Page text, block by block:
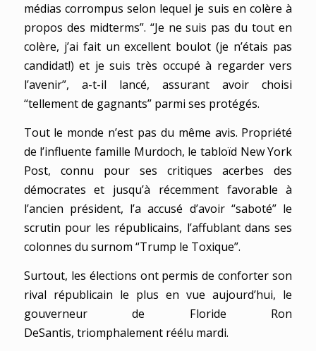
médias corrompus selon lequel je suis en colère à
propos des midterms”. “Je ne suis pas du tout en
colère, j’ai fait un excellent boulot (je n’étais pas
candidat!) et je suis très occupé à regarder vers
l’avenir”, a-t-il lancé, assurant avoir choisi
“tellement de gagnants” parmi ses protégés.
Tout le monde n’est pas du même avis. Propriété
de l’influente famille Murdoch, le tabloïd New York
Post, connu pour ses critiques acerbes des
démocrates et jusqu’à récemment favorable à
l’ancien président, l’a accusé d’avoir “saboté” le
scrutin pour les républicains, l’affublant dans ses
colonnes du surnom “Trump le Toxique”.
Surtout, les élections ont permis de conforter son
rival républicain le plus en vue aujourd’hui, le
gouverneur de Floride Ron
DeSantis, triomphalement réélu mardi.